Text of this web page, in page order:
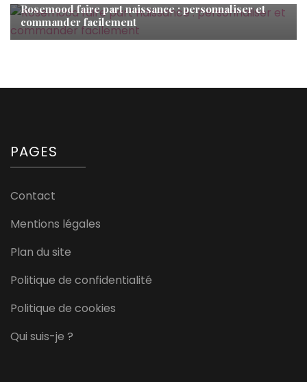
Rosemood faire part naissance : personnaliser et
commander facilement
PAGES
Contact
Mentions légales
Plan du site
Politique de confidentialité
Politique de cookies
Qui suis-je ?